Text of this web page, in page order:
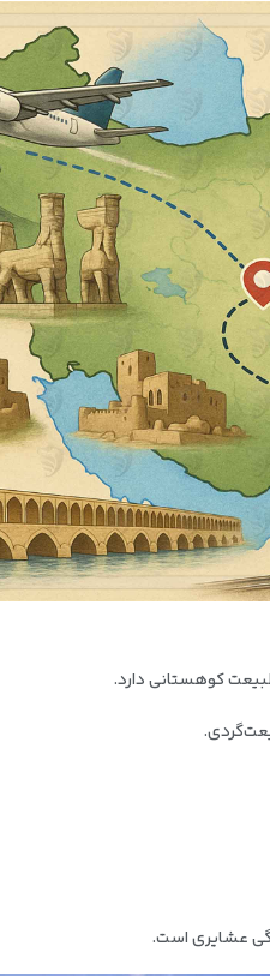
کوهستانی دارد.
عشایری است.